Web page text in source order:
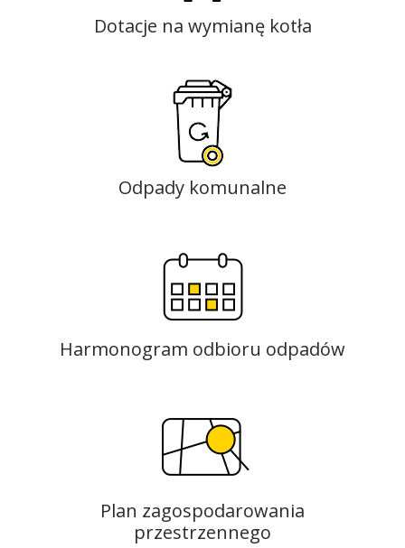
Dotacje na wymianę kotła
Odpady komunalne
Harmonogram odbioru odpadów
Plan zagospodarowania
przestrzennego